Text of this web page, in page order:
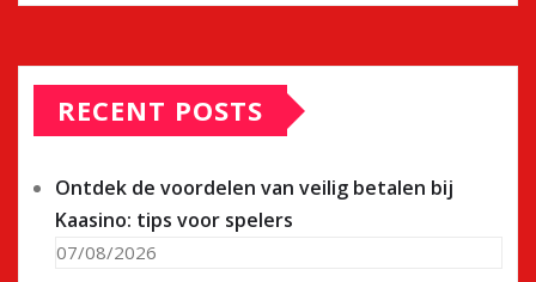
RECENT POSTS
Ontdek de voordelen van veilig betalen bij
Kaasino: tips voor spelers
07/08/2026